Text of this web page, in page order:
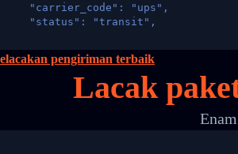
"carrier_code": "ups",
"status": "transit",
"itemTimeLength": 2,
"weblink": "",
"phone": null,
pengiriman terbaik
Lacak